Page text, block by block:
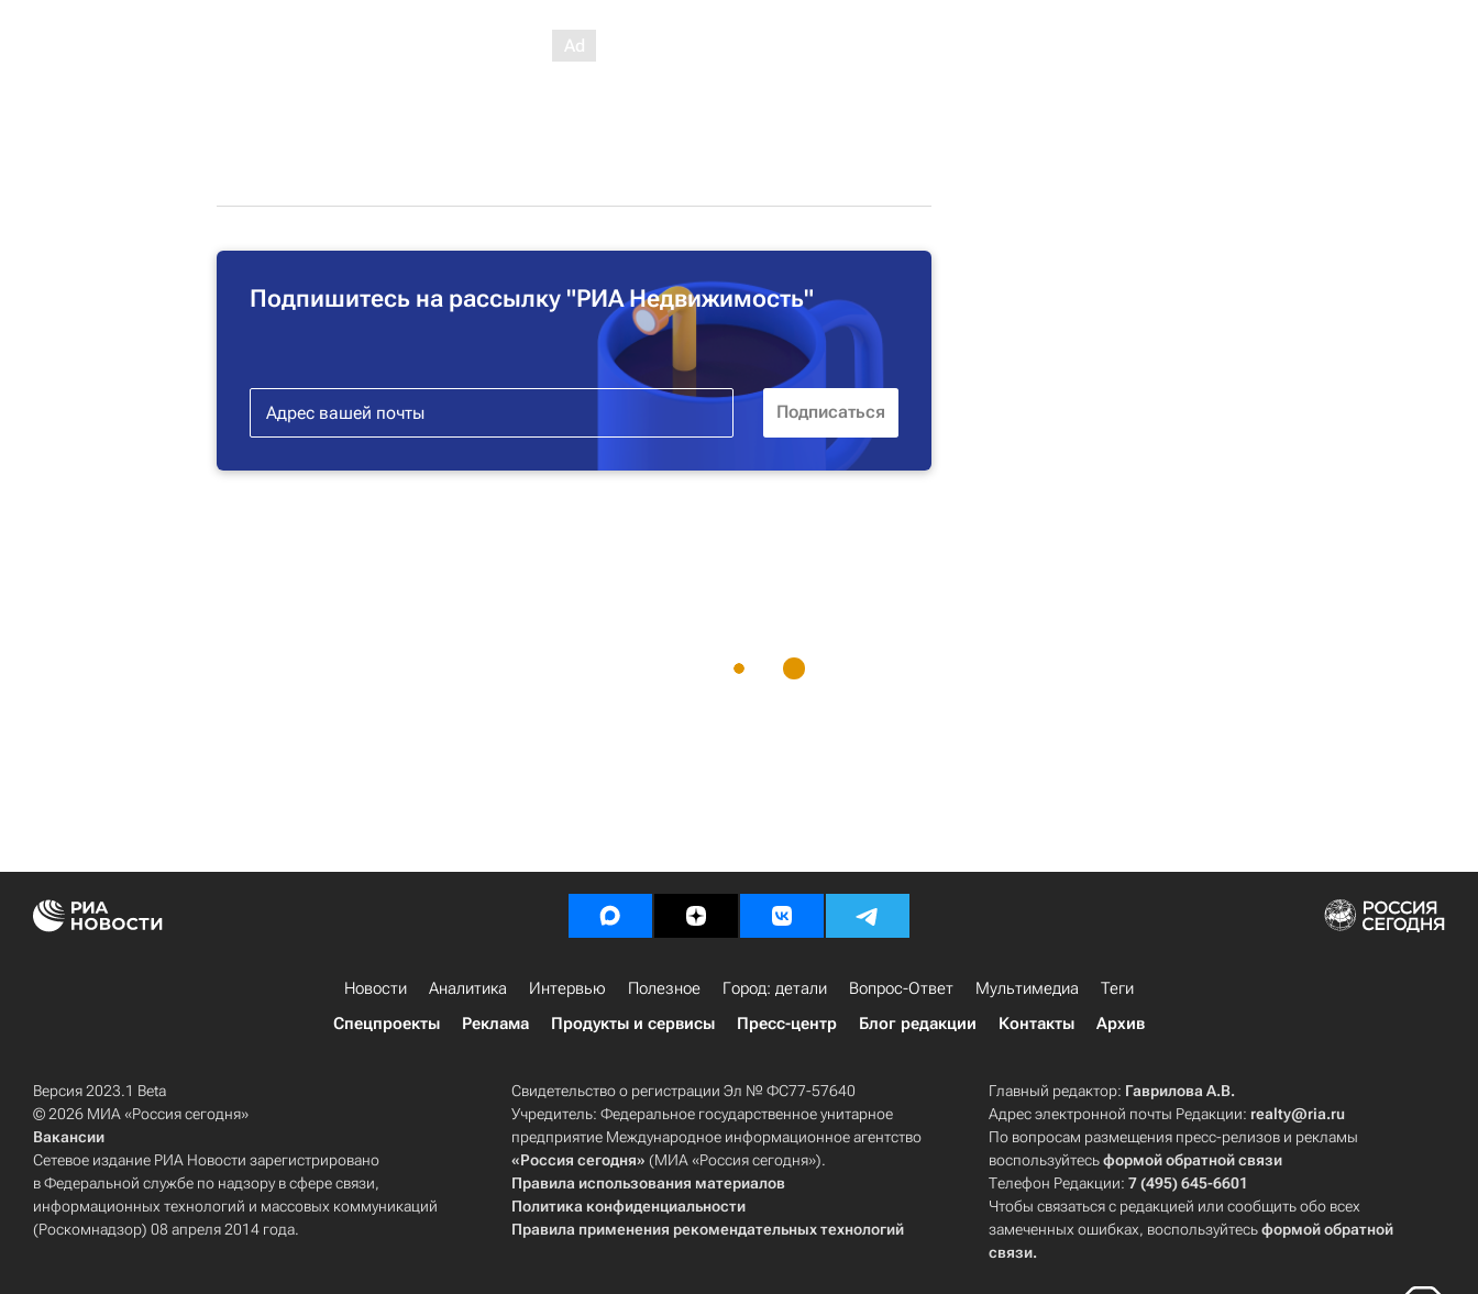
Подпишитесь на рассылку "РИА Недвижимость"
Новости Аналитика Интервью Полезное Город: детали Вопрос-Ответ Мультимедиа
Теги
Спецпроекты
Реклама Продукты и сервисы Пресс-центр Блог редакции Контакты Архив
Версия 2023.1 Beta
© 2026 МИА «Россия сегодня»
Вакансии
Сетевое издание РИА Новости зарегистрировано
в Федеральной службе по надзору в сфере связи,
информационных технологий и массовых коммуникаций
(Роскомнадзор) 08 апреля 2014 года.
Свидетельство о регистрации Эл № ФС77-57640
Учредитель: Федеральное государственное унитарное
предприятие Международное информационное агентство
«Россия сегодня» (МИА «Россия сегодня»).
Правила использования материалов
Политика конфиденциальности
Правила применения рекомендательных технологий
Главный редактор: Гаврилова А.В.
Адрес электронной почты Редакции: realty@ria.ru
По вопросам размещения пресс-релизов и рекламы
воспользуйтесьформой обратной связи
Телефон Редакции:7 (495) 645-6601
Чтобы связаться с редакцией или сообщить обо всех
замеченных ошибках, воспользуйтесьформой обратной
связи.